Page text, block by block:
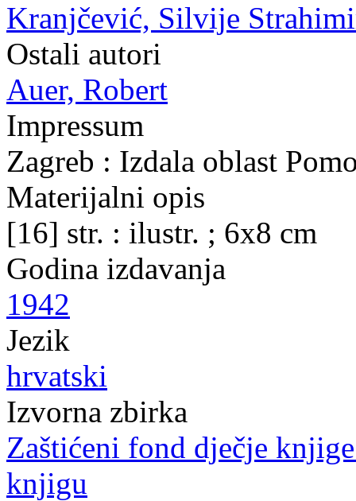
Kranjčević, Silvije
Ostali autori
Auer, Robert
Impressum
Zagreb : Izdala oblast
Materijalni opis
[16] str. : ilustr. ; 6x8 cm
Godina izdavanja
1942
Jezik
hrvatski
Izvorna zbirka
Zaštićeni fond dječje
knjigu